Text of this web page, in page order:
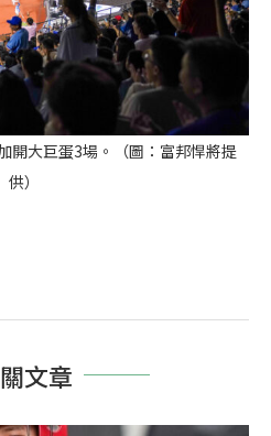
開大巨蛋3場。（圖：富邦悍將提
供）
文章